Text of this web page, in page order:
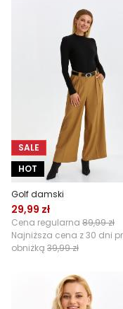
SALE
HOT
Golf damski
29,99 zł
Cena regularna 89,99 zł
Najniższa cena z 30 dni
obniżką 39,99 zł